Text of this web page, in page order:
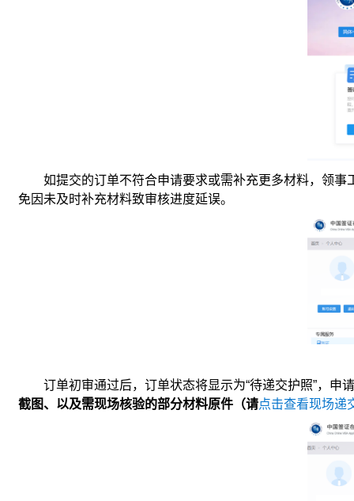
如提交的订单不符合申请要求或需补充更多材料，领
免因未及时补充材料致审核进度延误。
订单初审通过后，订单状态将显示为“待递交护照”，申
截图、以及需现场核验的部分材料原件（请点击查看现场递